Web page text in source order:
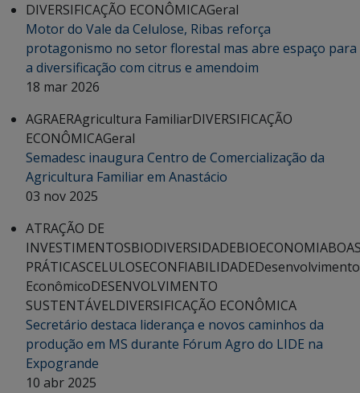
DIVERSIFICAÇÃO ECONÔMICAGeral
Motor do Vale da Celulose, Ribas reforça
protagonismo no setor florestal mas abre espaço para
a diversificação com citrus e amendoim
18 mar 2026
AGRAERAgricultura FamiliarDIVERSIFICAÇÃO
ECONÔMICAGeral
Semadesc inaugura Centro de Comercialização da
Agricultura Familiar em Anastácio
03 nov 2025
ATRAÇÃO DE
INVESTIMENTOSBIODIVERSIDADEBIOECONOMIA
PRÁTICASCELULOSECONFIABILIDADEDesenvolvimento
EconômicoDESENVOLVIMENTO
SUSTENTÁVELDIVERSIFICAÇÃO ECONÔMICA
Secretário destaca liderança e novos caminhos da
produção em MS durante Fórum Agro do LIDE na
Expogrande
10 abr 2025